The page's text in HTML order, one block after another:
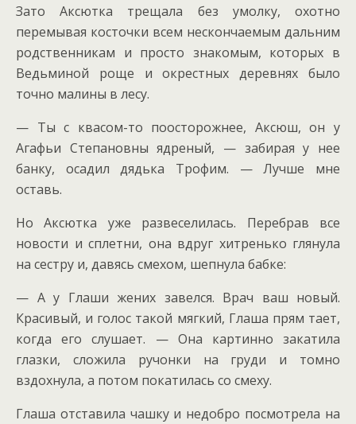
Зато Аксютка трещала без умолку, охотно
перемывая косточки всем нескончаемым дальним
родственникам и просто знакомым, которых в
Ведьминой роще и окрестных деревнях было
точно малины в лесу.
— Ты с квасом-то поосторожнее, Аксюш, он у
Агафьи Степановны ядреный, — забирая у нее
банку, осадил дядька Трофим. — Лучше мне
оставь.
Но Аксютка уже развеселилась. Перебрав все
новости и сплетни, она вдруг хитренько глянула
на сестру и, давясь смехом, шепнула бабке:
— А у Глаши жених завелся. Врач ваш новый.
Красивый, и голос такой мягкий, Глаша прям тает,
когда его слушает. — Она картинно закатила
глазки, сложила ручонки на груди и томно
вздохнула, а потом покатилась со смеху.
Глаша отставила чашку и недобро посмотрела на